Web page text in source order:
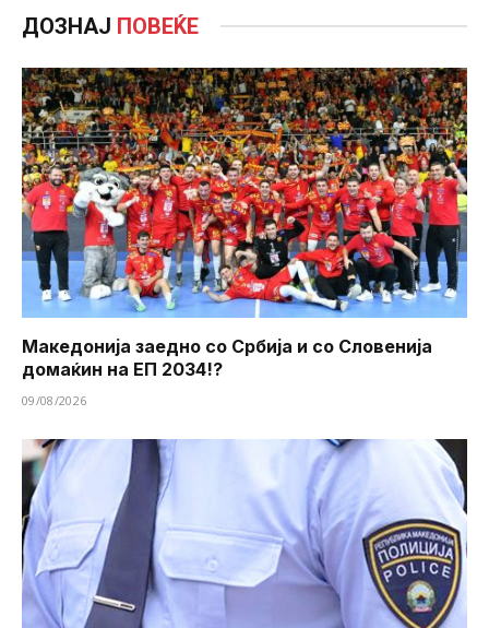
ДОЗНАЈ ПОВЕЌЕ
Македонија заедно со Србија и со Словенија
домаќин на ЕП 2034!?
09/08/2026